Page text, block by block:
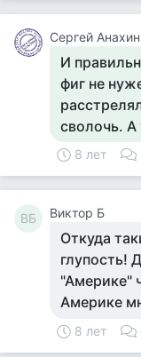
Сергей Анахин
И
фиг не
сволочь. А
8 лет
ВБ Виктор Б
Откуда
глупость!
"Америке"
Америке
8 лет